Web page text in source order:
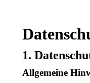
1.
Allgemeine